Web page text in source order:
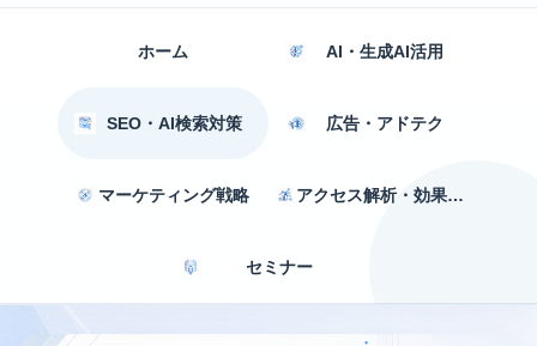
ホーム AI・生成AI活用
SEO・AI検索対策 広告・アドテク
マーケティング戦略 アクセス解析・効果測定
セミナー